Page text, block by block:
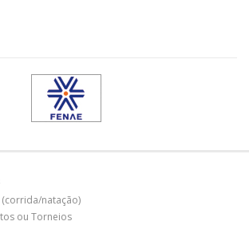
natação)
ou Torneios